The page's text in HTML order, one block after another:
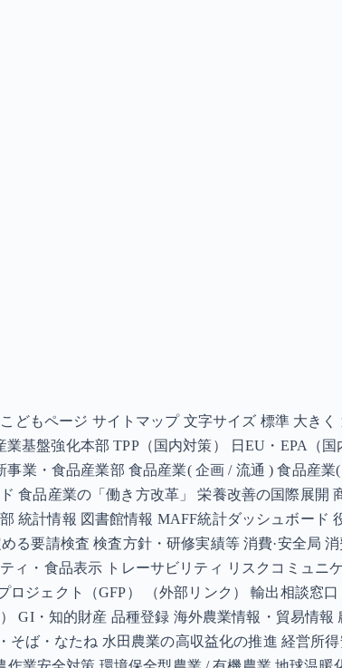
もページ サイトマップ 文字サイズ 標準 大きく
基盤強化本部 TPP（国内対策） 日EU・EPA（
業・食品産業部 食品産業( 企画 / 流通 ) 食品産業
食品産業の「働き方改革」 栄養改善の国際展開
統計情報 図書館情報 MAFF統計ダッシュボード
る要請検査 検査方針・研修実績等 消費·安全局
・食品表示 トレーサビリティ リスクコミュニ
ジェクト（GFP） （外部リンク） 輸出相談窓口
GI・知的財産 品種登録 海外農業情報・貿易情報
ば・なたね 水田農業の高収益化の推進 経営所